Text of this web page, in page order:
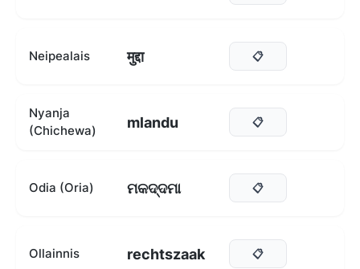
Neipealais मुद्दा 📋
Nyanja
(Chichewa)
mlandu 📋
Odia (Oria) ମକଦ୍ଦମା 📋
Ollainnis rechtszaak 📋